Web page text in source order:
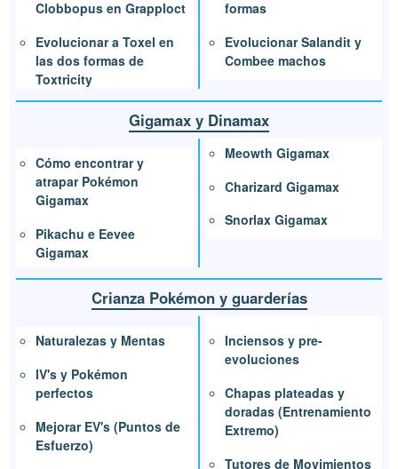
Clobbopus en Grapploct
Evolucionar a Toxel en
las dos formas de
Toxtricity
formas
Evolucionar Salandit y
Combee machos
Gigamax y Dinamax
Cómo encontrar y
atrapar Pokémon
Gigamax
Pikachu e Eevee
Gigamax
Meowth Gigamax
Charizard Gigamax
Snorlax Gigamax
Crianza Pokémon y guarderías
Naturalezas y Mentas
IV's y Pokémon
perfectos
Mejorar EV's (Puntos de
Esfuerzo)
Inciensos y pre-
evoluciones
Chapas plateadas y
doradas (Entrenamiento
Extremo)
Tutores de Movimientos